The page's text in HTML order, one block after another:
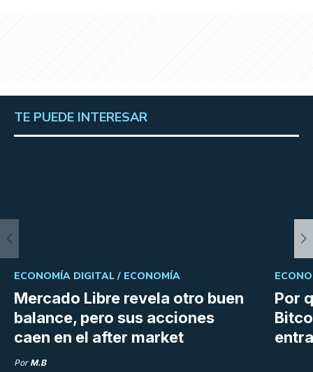
TE PUEDE INTERESAR
Mercado Libre revela otro buen
balance, pero sus acciones
caen en el after market
ECONOMÍA DIGITAL / ECONOMÍA
Por M.B
Por